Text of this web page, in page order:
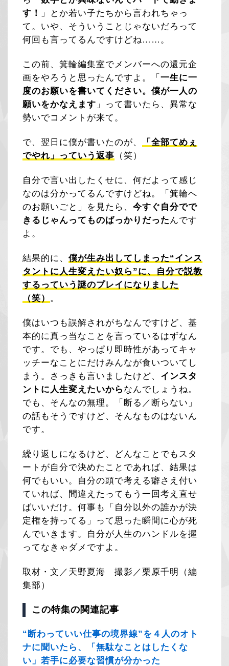
す！
」とか若い子たちから言われちゃっ
て。いや、そういうことじゃないだろって
何回も言ってるんですけどね……。
この前、箕輪編集室でメンバーへの還元企
画をやろうと思ったんですよ。「一生に一
度のお願いを書いてください。僕が一人の
願いをかなえます 」って書いたら、異常な
勢いでコメントが来て。
で、翌日に僕が書いたのが、
「全部てめぇ
でやれ」っていう返事 （笑）
自分で言い出したくせに、何だよって感じ
なのは分かってるんですけどね。「箕輪へ
のお願いごと」を見たら、今すぐ自分でで
きるじゃんってものばっかりだったんです
よ。
結果的に、僕が生み出してしまった“インス
タントに人生変えたい奴ら”に、自分で説教
するっていう謎のプレイになりました
（笑） 。
僕はいつも誤解されがちなんですけど、基
本的に真っ当なことを言っているはずなん
です。でも、やっぱり即時性があってキャ
ッチーなことにだけみんなが食いついてし
まう。さっきも言いましたけど、 インスタ
ントに人生変えたいから なんでしょうね。
でも、そんなの無理。「断る／断らない」
の話もそうですけど、そんなものはないん
です。
繰り返しになるけど、どんなことでもスタ
ートが自分で決めたことであれば、結果は
何でもいい。自分の頭で考える癖さえ付い
ていれば、間違えたってもう一回考え直せ
ばいいだけ。何事も「自分以外の誰かが決
定権を持ってる」って思った瞬間に心が死
んでいきます。自分が人生のハンドルを握
ってなきゃダメですよ。
取材・文／天野夏海 撮影／栗原千明（編
集部）
この特集の関連記事
“断わっていい仕事の境界線”を４人のオト
ナに聞いたら、「無駄なことはしたくな
い」若手に必要な習慣が分かった